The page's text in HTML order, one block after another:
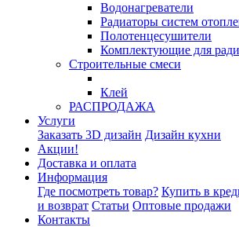
Водонагреватели
Радиаторы систем
Полотенцесушители
Комплектующие для
Строительные смеси
Клей
РАСПРОДАЖА
Услуги
Заказать 3D дизайн Дизайн кухни
Акции!
Доставка и оплата
Информация
Где посмотреть товар? Купить в
и возврат Статьи Оптовые продажи
Контакты